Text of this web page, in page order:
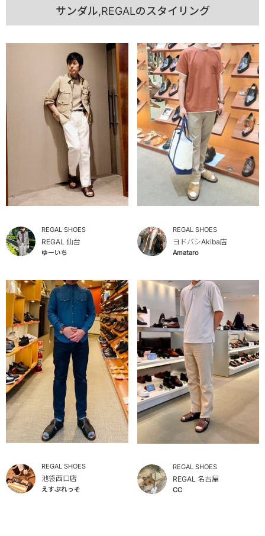
サンダル,REGALのスタイリング
REGAL SHOES
REGAL 仙台
ゆーいち
REGAL SHOES
ヨドバシAkiba店
Amataro
REGAL SHOES
池袋西口店
えすぷれっそ
REGAL SHOES
REGAL 名古屋
CC